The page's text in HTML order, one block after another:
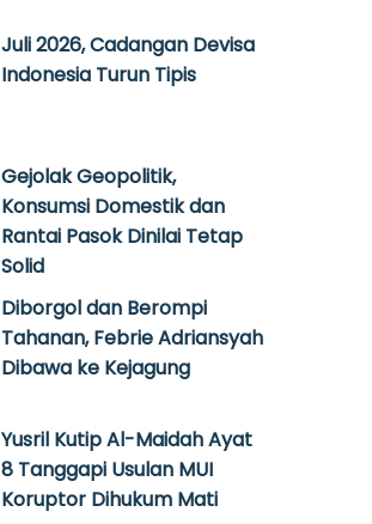
Juli 2026, Cadangan Devisa
Indonesia Turun Tipis
Gejolak Geopolitik,
Konsumsi Domestik dan
Rantai Pasok Dinilai Tetap
Solid
Diborgol dan Berompi
Tahanan, Febrie Adriansyah
Dibawa ke Kejagung
Yusril Kutip Al-Maidah Ayat
8 Tanggapi Usulan MUI
Koruptor Dihukum Mati